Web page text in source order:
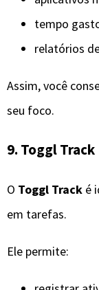
tempo
relatórios
Assim, você
seu foco.
9. Toggl Track
O Toggl Track é
em tarefas.
Ele permite: